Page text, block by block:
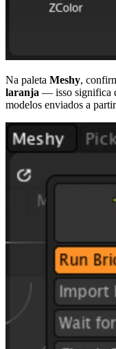
Na paleta Meshy,
laranja — isso significa
modelos enviados a